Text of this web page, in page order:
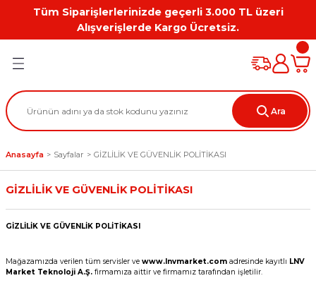
Tüm Siparişlerlerinizde geçerli 3.000 TL üzeri
Alışverişlerde Kargo Ücretsiz.
Geri Dön
Geri Dön
Geri Dön
Geri Dön
Geri Dön
Geri Dön
Kılıf
Workstation Aksesuarları
Grafik Kartı
Ara
Anasayfa Sayfalar GİZLİLİK VE GÜVENLİK POLİTİKASI
GİZLİLİK VE GÜVENLİK POLİTİKASI
GİZLİLİK VE GÜVENLİK POLİTİKASI
Mağazamızda verilen tüm servisler ve www.lnvmarket.com adresinde kayıtlı LNV
Market Teknoloji A.Ş. firmamıza aittir ve firmamız tarafından işletilir.